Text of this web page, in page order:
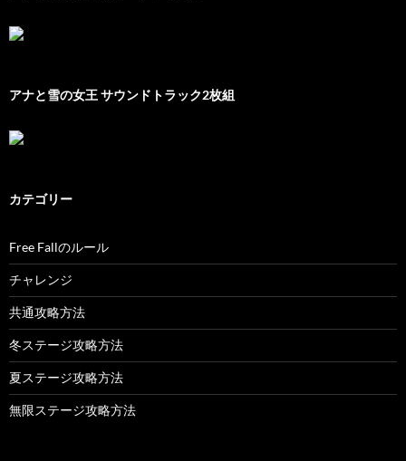
アナと雪の女王 サウンドトラック2枚組
カテゴリー
Free Fallのルール
チャレンジ
共通攻略方法
冬ステージ攻略方法
夏ステージ攻略方法
無限ステージ攻略方法